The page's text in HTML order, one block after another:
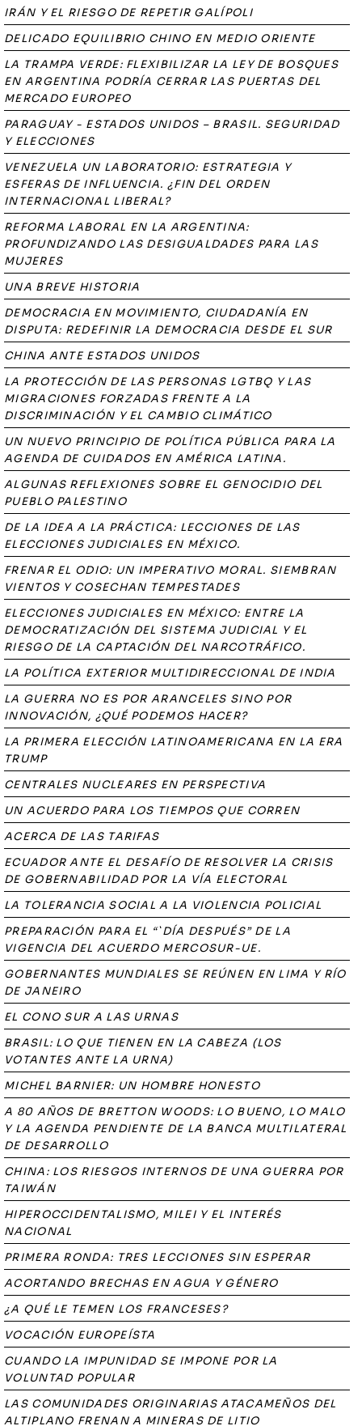
IRÁN Y EL RIESGO DE REPETIR GALÍPOLI
DELICADO EQUILIBRIO CHINO EN MEDIO ORIENTE
LA TRAMPA VERDE: FLEXIBILIZAR LA LEY DE BOSQUES
EN ARGENTINA PODRÍA CERRAR LAS PUERTAS DEL
MERCADO EUROPEO
PARAGUAY - ESTADOS UNIDOS – BRASIL. SEGURIDAD
Y ELECCIONES
VENEZUELA UN LABORATORIO: ESTRATEGIA Y
ESFERAS DE INFLUENCIA. ¿FIN DEL ORDEN
INTERNACIONAL LIBERAL?
REFORMA LABORAL EN LA ARGENTINA:
PROFUNDIZANDO LAS DESIGUALDADES PARA LAS
MUJERES
UNA BREVE HISTORIA
DEMOCRACIA EN MOVIMIENTO, CIUDADANÍA EN
DISPUTA: REDEFINIR LA DEMOCRACIA DESDE EL SUR
CHINA ANTE ESTADOS UNIDOS
LA PROTECCIÓN DE LAS PERSONAS LGTBQ Y LAS
MIGRACIONES FORZADAS FRENTE A LA
DISCRIMINACIÓN Y EL CAMBIO CLIMÁTICO
UN NUEVO PRINCIPIO DE POLÍTICA PÚBLICA PARA LA
AGENDA DE CUIDADOS EN AMÉRICA LATINA.
ALGUNAS REFLEXIONES SOBRE EL GENOCIDIO DEL
PUEBLO PALESTINO
DE LA IDEA A LA PRÁCTICA: LECCIONES DE LAS
ELECCIONES JUDICIALES EN MÉXICO.
FRENAR EL ODIO: UN IMPERATIVO MORAL. SIEMBRAN
VIENTOS Y COSECHAN TEMPESTADES
ELECCIONES JUDICIALES EN MÉXICO: ENTRE LA
DEMOCRATIZACIÓN DEL SISTEMA JUDICIAL Y EL
RIESGO DE LA CAPTACIÓN DEL NARCOTRÁFICO.
LA POLÍTICA EXTERIOR MULTIDIRECCIONAL DE INDIA
LA GUERRA NO ES POR ARANCELES SINO POR
INNOVACIÓN, ¿QUÉ PODEMOS HACER?
LA PRIMERA ELECCIÓN LATINOAMERICANA EN LA ERA
TRUMP
CENTRALES NUCLEARES EN PERSPECTIVA
UN ACUERDO PARA LOS TIEMPOS QUE CORREN
ACERCA DE LAS TARIFAS
ECUADOR ANTE EL DESAFÍO DE RESOLVER LA CRISIS
DE GOBERNABILIDAD POR LA VÍA ELECTORAL
LA TOLERANCIA SOCIAL A LA VIOLENCIA POLICIAL
PREPARACIÓN PARA EL “`DÍA DESPUÉS” DE LA
VIGENCIA DEL ACUERDO MERCOSUR-UE.
GOBERNANTES MUNDIALES SE REÚNEN EN LIMA Y RÍO
DE JANEIRO
EL CONO SUR A LAS URNAS
BRASIL: LO QUE TIENEN EN LA CABEZA (LOS
VOTANTES ANTE LA URNA)
MICHEL BARNIER: UN HOMBRE HONESTO
A 80 AÑOS DE BRETTON WOODS: LO BUENO, LO MALO
Y LA AGENDA PENDIENTE DE LA BANCA MULTILATERAL
DE DESARROLLO
CHINA: LOS RIESGOS INTERNOS DE UNA GUERRA POR
TAIWÁN
HIPEROCCIDENTALISMO, MILEI Y EL INTERÉS
NACIONAL
PRIMERA RONDA: TRES LECCIONES SIN ESPERAR
ACORTANDO BRECHAS EN AGUA Y GÉNERO
¿A QUÉ LE TEMEN LOS FRANCESES?
VOCACIÓN EUROPEÍSTA
CUANDO LA IMPUNIDAD SE IMPONE POR LA
VOLUNTAD POPULAR
LAS COMUNIDADES ORIGINARIAS ATACAMEÑOS DEL
ALTIPLANO FRENAN A MINERAS DE LITIO